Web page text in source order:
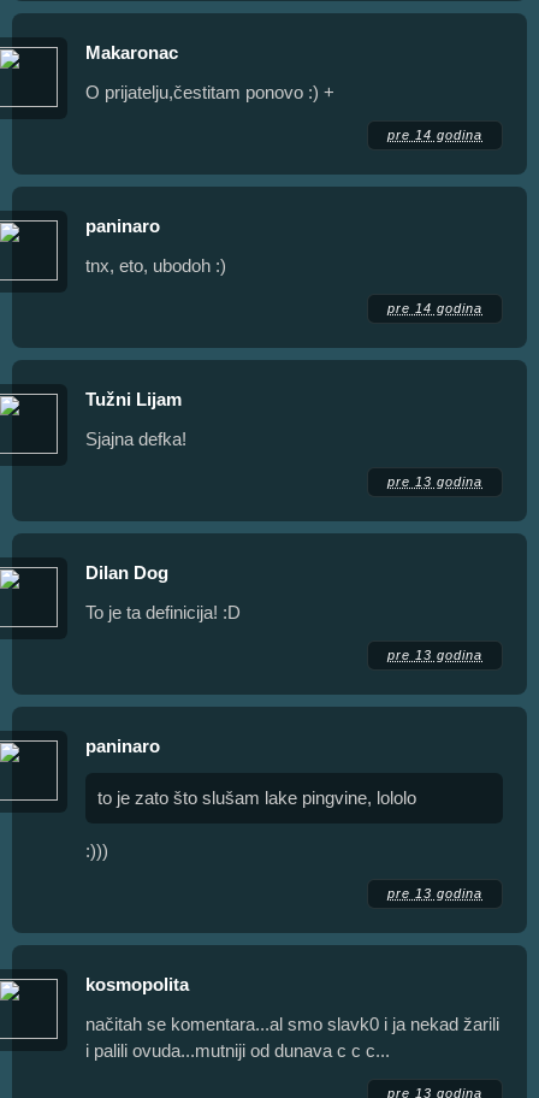
Makaronac
O prijatelju,čestitam ponovo :) +
pre 14 godina
paninaro
tnx, eto, ubodoh :)
pre 14 godina
Tužni Lijam
Sjajna defka!
pre 13 godina
Dilan Dog
To je ta definicija! :D
pre 13 godina
paninaro
to je zato što slušam lake pingvine, lololo
:)))
pre 13 godina
kosmopolita
načitah se komentara...al smo slavk0 i ja nekad žarili
i palili ovuda...mutniji od dunava c c c...
pre 13 godina